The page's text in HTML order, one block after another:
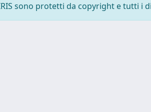
sono protetti da copyright e tutti i